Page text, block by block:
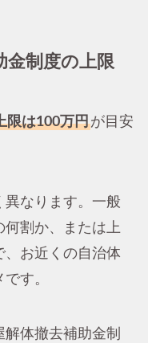
金制度の上限
限は100万円が目安
異なります。一般
何割か、または上
、お近くの自治体
す。
体撤去補助金制